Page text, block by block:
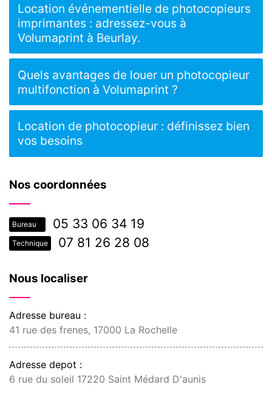
Nos coordonnées
Bureau 05 33 06 34 19
Technique 07 81 26 28 08
Nous localiser
Adresse bureau :
41 rue des frenes, 17000 La Rochelle
Adresse depot :
6 rue du soleil 17220 Saint Médard D'aunis
Location événementielle de photocopieurs
imprimantes : adressez-vous à
Volumaprint à Beurlay.
Quels avantages de louer un photocopieur
multifonction à Volumaprint ?
Location de photocopieur : définissez bien
vos besoins